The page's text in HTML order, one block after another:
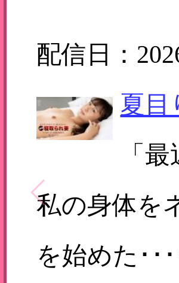
配信日：
夏目
「
私の身体を
を始めた･･